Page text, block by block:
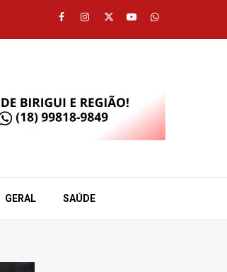
Facebook
Instagram
TwitterYoutubeWhatsapp
GERAL SAÚDE